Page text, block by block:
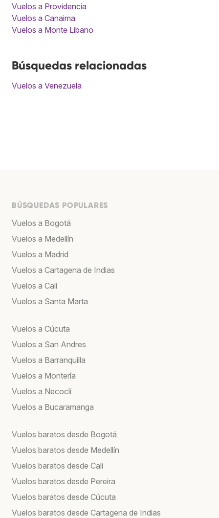
Vuelos a Providencia
Vuelos a Canaima
Vuelos a Monte Libano
Búsquedas relacionadas
Vuelos a Venezuela
BÚSQUEDAS POPULARES
Vuelos a Bogotá
Vuelos a Medellín
Vuelos a Madrid
Vuelos a Cartagena de Indias
Vuelos a Cali
Vuelos a Santa Marta
Vuelos a Cúcuta
Vuelos a San Andres
Vuelos a Barranquilla
Vuelos a Montería
Vuelos a Necoclí
Vuelos a Bucaramanga
Vuelos baratos desde Bogotá
Vuelos baratos desde Medellín
Vuelos baratos desde Cali
Vuelos baratos desde Pereira
Vuelos baratos desde Cúcuta
Vuelos baratos desde Cartagena de Indias